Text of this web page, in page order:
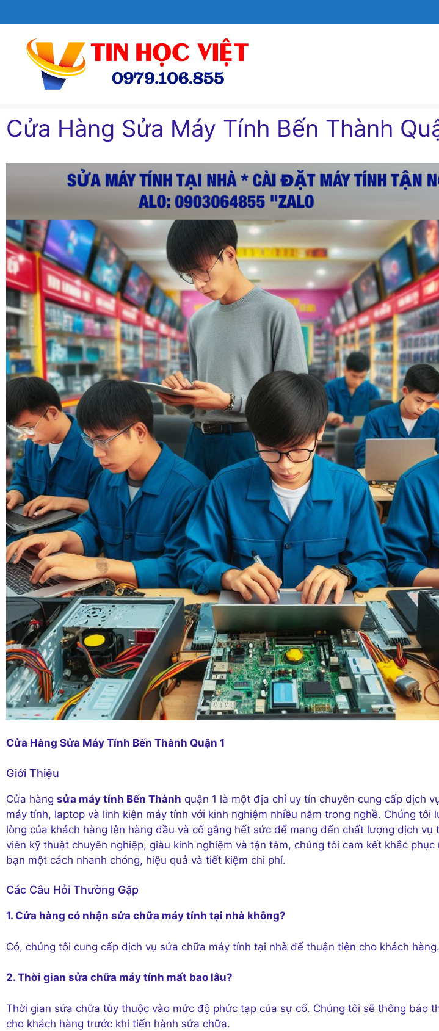
đến
Cửa Hàng Sửa Máy Tính Bến Thành
Cửa Hàng Sửa Máy Tính Bến Thành Quận 1
Giới Thiệu
Cửa hàng sửa máy tính Bến Thành quận 1 là một địa chỉ uy tín chuyên cung cấp dịch
máy tính, laptop và linh kiện máy tính với kinh nghiệm nhiều năm trong nghề. Chúng tôi
lòng của khách hàng lên hàng đầu và cố gắng hết sức để mang đến chất lượng dịch vụ
viên kỹ thuật chuyên nghiệp, giàu kinh nghiệm và tận tâm, chúng tôi cam kết khắc
bạn một cách nhanh chóng, hiệu quả và tiết kiệm chi phí.
Các Câu Hỏi Thường Gặp
1. Cửa hàng có nhận sửa chữa máy tính tại nhà không?
Có, chúng tôi cung cấp dịch vụ sửa chữa máy tính tại nhà để thuận tiện cho khách hàng.
2. Thời gian sửa chữa máy tính mất bao lâu?
Thời gian sửa chữa tùy thuộc vào mức độ phức tạp của sự cố. Chúng tôi sẽ thông báo
cho khách hàng trước khi tiến hành sửa chữa.